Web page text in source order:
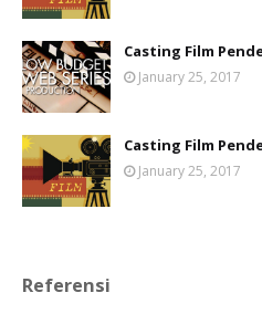
Casting Film
January 25, 2017
Casting Film
January 25, 2017
Referensi